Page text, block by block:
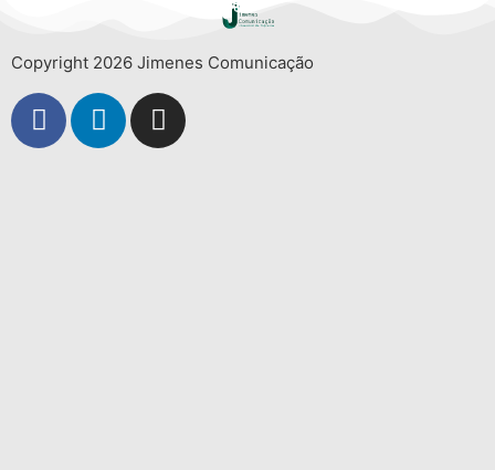
Copyright 2026 Jimenes Comunicação